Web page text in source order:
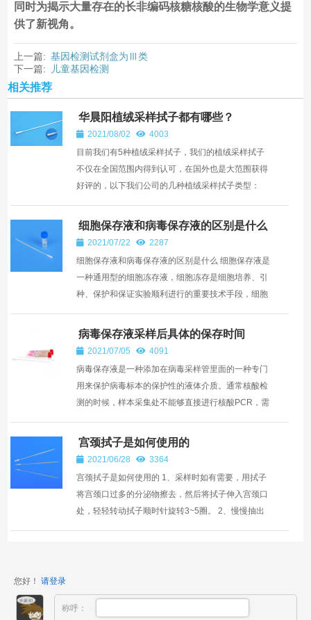
同时为揭示大量存在的长非编码核糖核酸的生物学意义提
供了新视角。
上一篇: 基因检测试剂盒为Ⅲ类
下一篇:
儿童基因检测
相关推荐
华晨阳植绒采样拭子都有哪些？
2021/08/02
4003
目前我们有5种植绒采样拭子，我们的植绒采样拭子
不仅在全国范围内得到认可，在国外也是大范围获得
好评的，以下我们公司的几种植绒采样拭子类型：
者咽喉内感染...
细胞保存液和病毒保存液的区别是什么
2021/07/22
2287
细胞保存液和病毒保存液的区别是什么 细胞保存液是
一种通用型的细胞冻存液，细胞冻存是细胞培养、引
种、保护和保证实验顺利进行的重要技术手段，细胞
以保存细...
病毒保存液采样后具体的保存时间
2021/07/05
4091
病毒保存液是一种添加在病毒采样管里面的一种专门
用来保护病毒标本的保护性的液体介质。通常核酸检
测的时候，样本采集处不能够直接进行核酸PCR，需
存液。病毒保存...
宫颈拭子是如何使用的
2021/06/28
3364
宫颈拭子是如何使用的 1、采样时如有需要，用拭子
将宫颈口过多的分泌物擦去，然后将拭子伸入宫颈口
处，轻轻转动拭子顺时针旋转3~5圈。 2、慢慢抽出
您好！ 请登录
称呼：